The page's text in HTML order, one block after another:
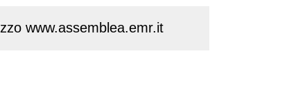
www.assemblea.emr.it